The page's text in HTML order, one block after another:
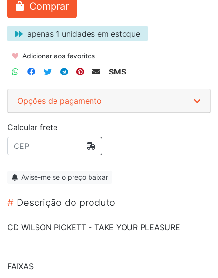
Comprar
apenas 1 unidades em estoque
Adicionar aos favoritos
SMS
Opções de pagamento
Calcular frete
Avise-me se o preço baixar
# Descrição do produto
CD WILSON PICKETT - TAKE YOUR PLEASURE
FAIXAS